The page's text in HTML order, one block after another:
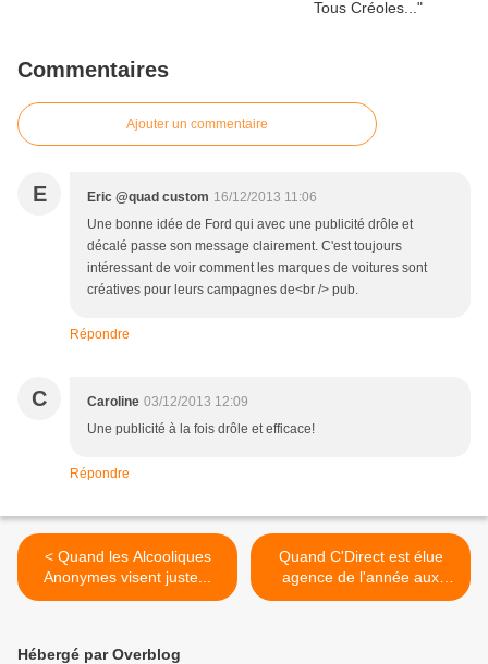
Commentaires
Ajouter un commentaire
E Eric @quad custom 16/12/2013 11:06
Une bonne idée de Ford qui avec une publicité drôle et
décalé passe son message clairement. C'est toujours
intéressant de voir comment les marques de voitures sont
créatives pour leurs campagnes de<br /> pub.
Répondre
C Caroline 03/12/2013 12:09
Une publicité à la fois drôle et efficace!
Répondre
< Quand les Alcooliques
Anonymes visent juste...
Quand C'Direct est élue
agence de l'année aux
Antilles... >
Hébergé par Overblog